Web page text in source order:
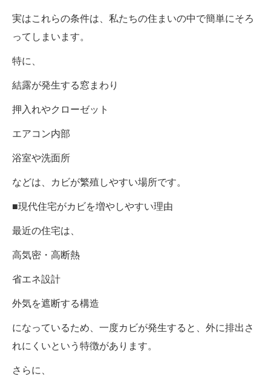
実はこれらの条件は、私たちの住まいの中で簡単にそろ
ってしまいます。
特に、
結露が発生する窓まわり
押入れやクローゼット
エアコン内部
浴室や洗面所
などは、カビが繁殖しやすい場所です。
■現代住宅がカビを増やしやすい理由
最近の住宅は、
高気密・高断熱
省エネ設計
外気を遮断する構造
になっているため、一度カビが発生すると、外に排出さ
れにくいという特徴があります。
さらに、